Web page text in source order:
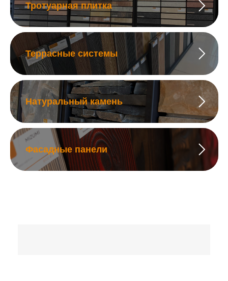
Тротуарная плитка
Террасные системы
Натуральный камень
Фасадные панели